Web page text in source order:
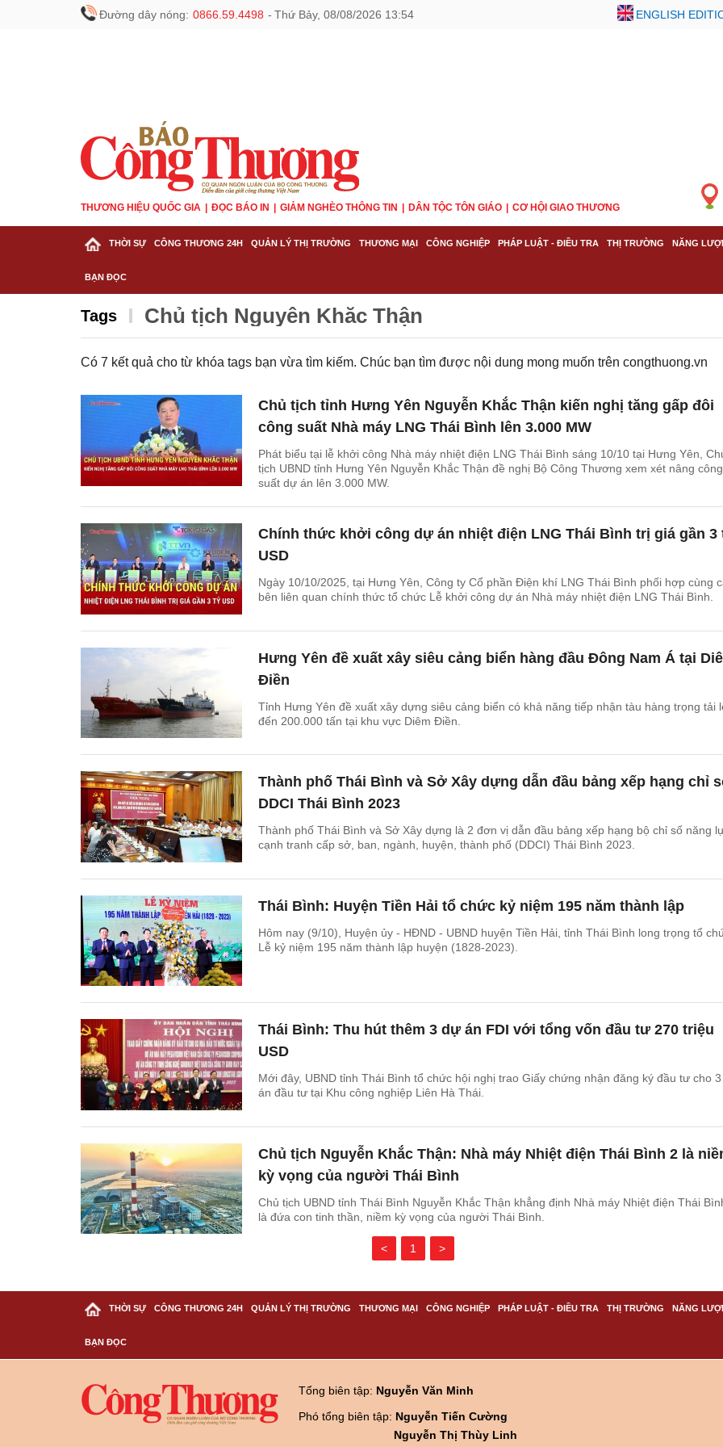
Đường dây nóng: 0866.59.4498 - Thứ Bảy, 08/08/2026 13:54 ENGLISH
THƯƠNG HIỆU QUỐC GIA ĐỌC BÁO IN GIẢM NGHÈO THÔNG TIN DÂN TỘC TÔN GIÁO CƠ HỘI GIAO THƯƠNG
THỜI SỰ CÔNG THƯƠNG 24H QUẢN LÝ THỊ TRƯỜNG THƯƠNG MẠI CÔNG NGHIỆP PHÁP LUẬT - ĐIỀU TRA THỊ TRƯỜNG NĂNG
BẠN ĐỌC
Tags Chủ tịch Nguyễn Khắc Thận
Có 7 kết quả cho từ khóa tags bạn vừa tìm kiếm. Chúc bạn tìm được nội dung mong muốn trên congthuong.vn
Chủ tịch tỉnh Hưng Yên Nguyễn Khắc Thận kiến nghị tăng gấp đôi
công suất Nhà máy LNG Thái Bình lên 3.000 MW
Phát biểu tại lễ khởi công Nhà máy nhiệt điện LNG Thái Bình sáng 10/10 tại Hưng Yên,
tịch UBND tỉnh Hưng Yên Nguyễn Khắc Thận đề nghị Bộ Công Thương xem xét nâng công
suất dự án lên 3.000 MW.
Chính thức khởi công dự án nhiệt điện LNG Thái Bình trị giá gần 3
USD
Ngày 10/10/2025, tại Hưng Yên, Công ty Cổ phần Điện khí LNG Thái Bình phối hợp cùng
bên liên quan chính thức tổ chức Lễ khởi công dự án Nhà máy nhiệt điện LNG Thái Bình.
Hưng Yên đề xuất xây siêu cảng biển hàng đầu Đông Nam Á tại
Điền
Tỉnh Hưng Yên đề xuất xây dựng siêu cảng biển có khả năng tiếp nhận tàu hàng trọng tải
đến 200.000 tấn tại khu vực Diêm Điền.
Thành phố Thái Bình và Sở Xây dựng dẫn đầu bảng xếp hạng chỉ
DDCI Thái Bình 2023
Thành phố Thái Bình và Sở Xây dựng là 2 đơn vị dẫn đầu bảng xếp hạng bộ chỉ số năng
cạnh tranh cấp sở, ban, ngành, huyện, thành phố (DDCI) Thái Bình 2023.
Thái Bình: Huyện Tiền Hải tổ chức kỷ niệm 195 năm thành lập
Hôm nay (9/10), Huyện ủy - HĐND - UBND huyện Tiền Hải, tỉnh Thái Bình long trọng tổ
Lễ kỷ niệm 195 năm thành lập huyện (1828-2023).
Thái Bình: Thu hút thêm 3 dự án FDI với tổng vốn đầu tư 270 triệu
USD
Mới đây, UBND tỉnh Thái Bình tổ chức hội nghị trao Giấy chứng nhận đăng ký đầu tư cho
án đầu tư tại Khu công nghiệp Liên Hà Thái.
Chủ tịch Nguyễn Khắc Thận: Nhà máy Nhiệt điện Thái Bình 2 là
kỳ vọng của người Thái Bình
Chủ tịch UBND tỉnh Thái Bình Nguyễn Khắc Thận khẳng định Nhà máy Nhiệt điện Thái
là đứa con tinh thần, niềm kỳ vọng của người Thái Bình.
< 1 >
THỜI SỰ CÔNG THƯƠNG 24H QUẢN LÝ THỊ TRƯỜNG THƯƠNG MẠI CÔNG NGHIỆP PHÁP LUẬT - ĐIỀU TRA THỊ TRƯỜNG NĂNG
BẠN ĐỌC
Tổng biên tập: Nguyễn Văn Minh
Phó tổng biên tập: Nguyễn Tiến Cường
Nguyễn Thị Thùy Linh